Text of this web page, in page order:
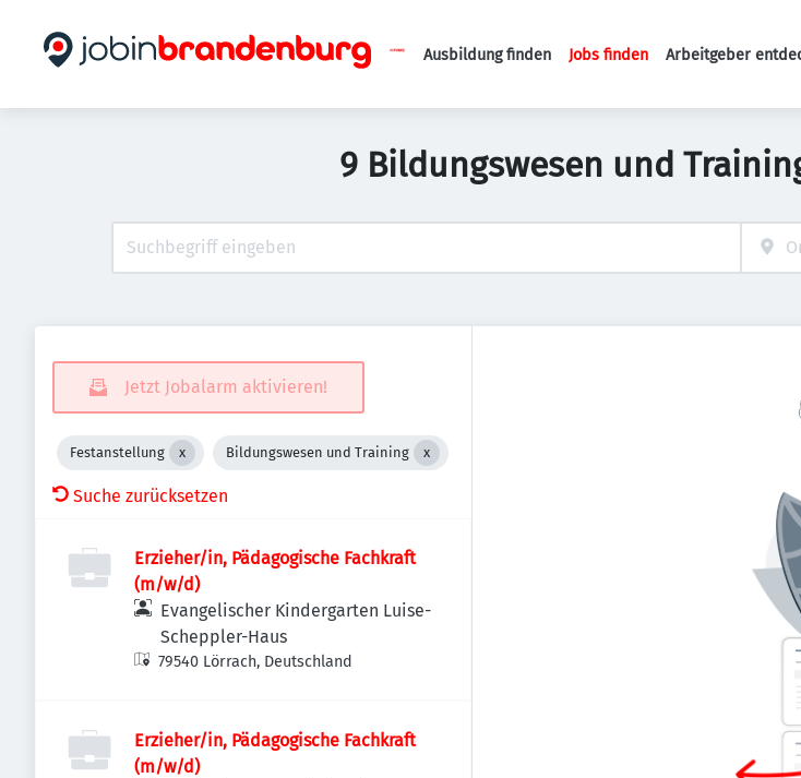
Haupt-
Ausbildung finden Jobs finden Arbeitgeber
9 Bildungswesen und
Jetzt Jobalarm aktivieren!
Festanstellung Bildungswesen und Training
Suche zurücksetzen
Erzieher/in, Pädagogische Fachkraft
(m/w/d)
Evangelischer Kindergarten Luise-
Scheppler-Haus
79540 Lörrach, Deutschland
Erzieher/in, Pädagogische Fachkraft
(m/w/d)